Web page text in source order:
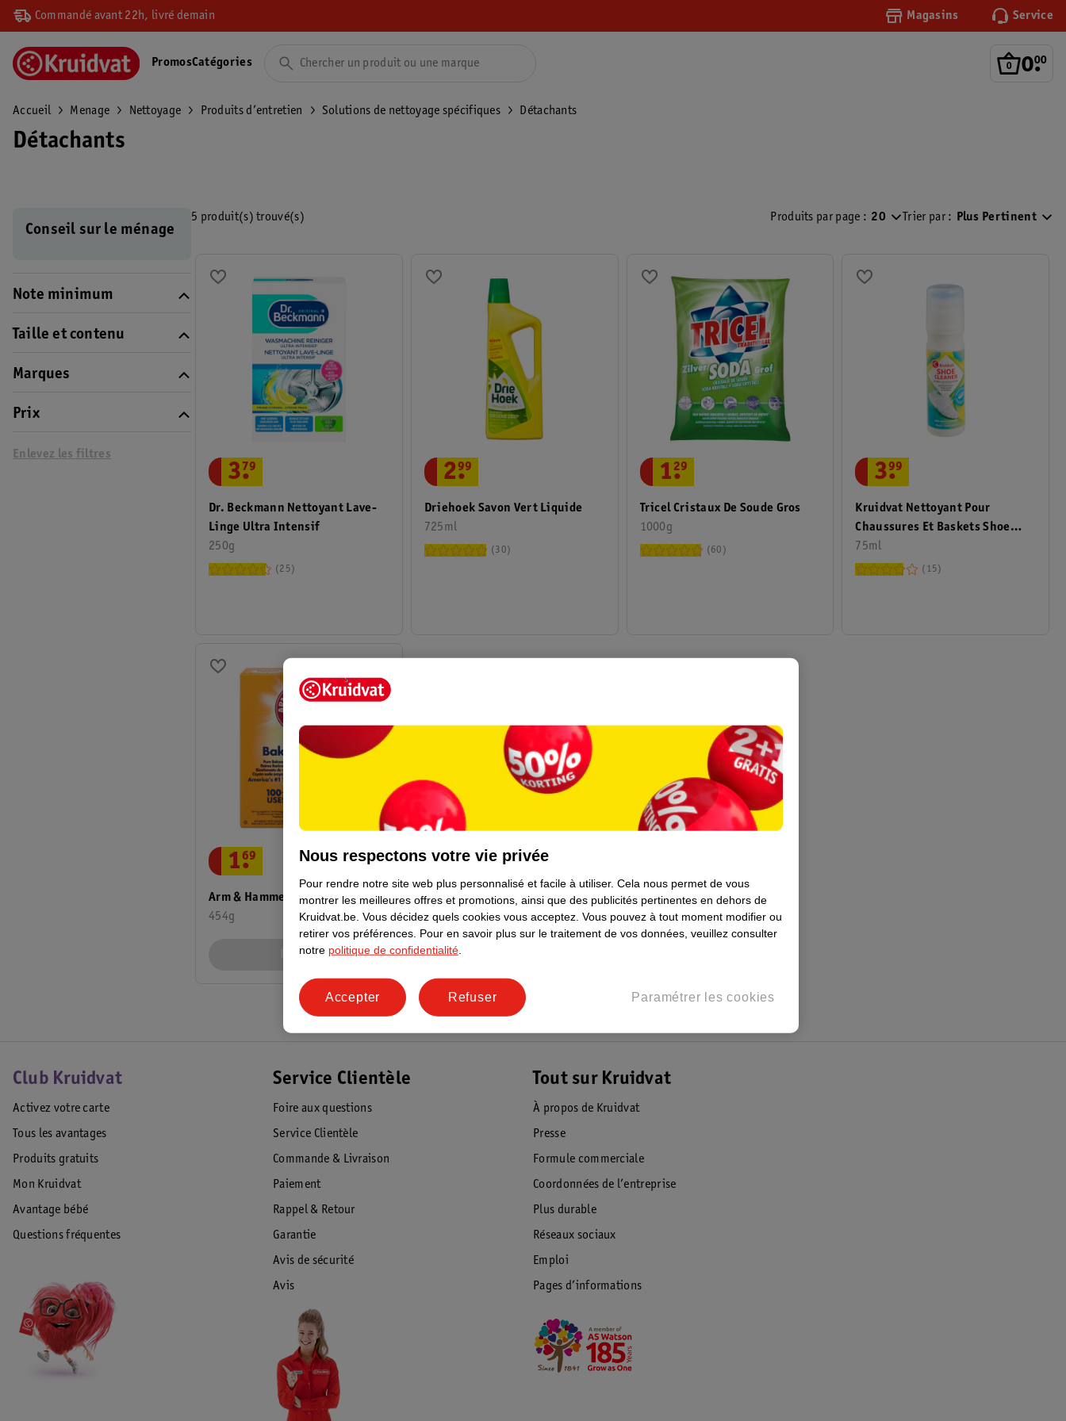
Commandé avant 22h, livré demain Magasins Service
0.
00
PromosCatégories
Accueil Menage Nettoyage Produits d’entretien Solutions de nettoyage spécifiques Détachants
Détachants
Conseil sur le ménage
Note minimum
Taille et contenu
Marques
Prix
Enlevez les filtres
5 produit(s) trouvé(s) Produits par page : 20 Trier par : Plus Pertinent
Dr. Beckmann Nettoyant Lave-
Linge Ultra Intensif
250g
3.
79
25
Driehoek Savon Vert Liquide
725ml
2.
99
30
Tricel Cristaux De Soude Gros
1000g
1.
29
60
Kruidvat Nettoyant Pour
Chaussures Et Baskets Shoe
Cleaner
75ml
3.
99
15
Arm & Hammer Pure Baking Soda
454g
1.
69
Épuisé
Club Kruidvat
Activez votre carte
Tous les avantages
Produits gratuits
Mon Kruidvat
Avantage bébé
Questions fréquentes
Service Clientèle
Foire aux questions
Service Clientèle
Commande & Livraison
Paiement
Rappel & Retour
Garantie
Avis de sécurité
Avis
Tout sur Kruidvat
À propos de Kruidvat
Presse
Formule commerciale
Coordonnées de l’entreprise
Plus durable
Réseaux sociaux
Emploi
Pages d’informations
Nous respectons votre vie privée
Pour rendre notre site web plus personnalisé et facile à utiliser. Cela nous permet de vous
montrer les meilleures offres et promotions, ainsi que des publicités pertinentes en dehors de
Kruidvat.be. Vous décidez quels cookies vous acceptez. Vous pouvez à tout moment modifier ou
retirer vos préférences. Pour en savoir plus sur le traitement de vos données, veuillez consulter
notre politique de confidentialité
Paramétrer les cookies
Refuser
Accepter